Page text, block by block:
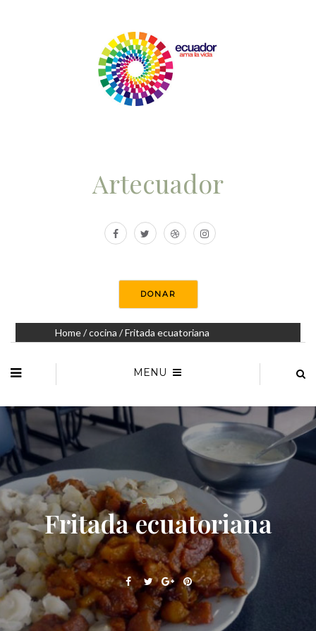
Artecuador
DONAR
Home/cocina / Fritada ecuatoriana
MENU
COCINA
Fritada ecuatoriana